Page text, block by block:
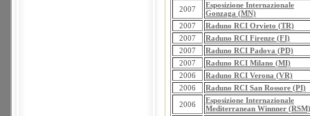
2007
Esposizione Internazionale
Gonzaga (MN)
2007
Raduno RCI Orvieto (TR)
2007
Raduno RCI Firenze (FI)
2007
Raduno RCI Padova (PD)
2007
Raduno RCI Milano (MI)
2006
Raduno RCI Verona (VR)
2006
Raduno RCI San Rossore (PI)
2006
Esposizione Internazionale
Mediterranean Winnner (RSM)